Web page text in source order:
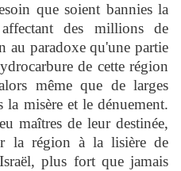
que soient bannies la
des millions de
paradoxe qu'une partie
de cette région
même que de larges
misère et le dénuement.
maîtres de leur destinée,
la région à la lisière de
plus fort que jamais